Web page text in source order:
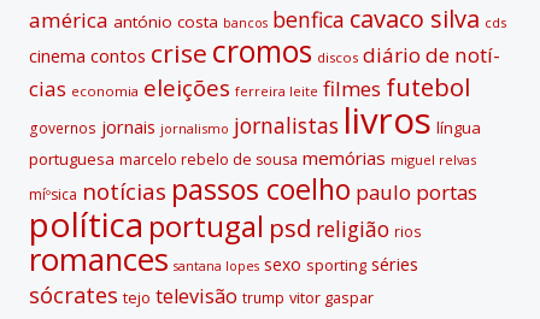
américa antónio costa bancos benfica cavaco silva cds
cinema contos crise cromos discos diário de notí­
cias economia eleições ferreira leite filmes futebol
governos jornais jornalismo jornalistas livros lí­ngua
portuguesa marcelo rebelo de sousa memórias miguel relvas
míºsica notí­cias passos coelho paulo portas
polí­tica portugal psd religião rios
romances santana lopes sexo sporting séries
sócrates tejo televisão trump vitor gaspar